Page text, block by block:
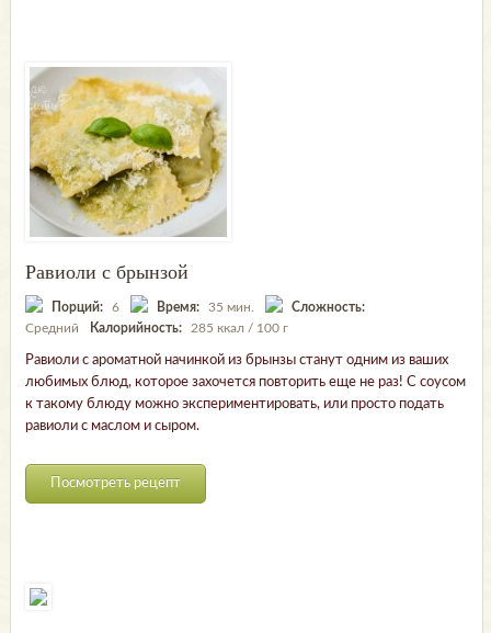
Равиоли с брынзой
Порций: 6 Время: 35 мин.
Сложность:
Средний
Калорийность: 285 ккал / 100 г
Равиоли с ароматной начинкой из брынзы станут одним из ваших
любимых блюд, которое захочется повторить еще не раз! С соусом
к такому блюду можно экспериментировать, или просто подать
равиоли с маслом и сыром.
Посмотреть рецепт